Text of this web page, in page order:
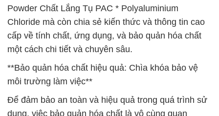
Powder Chất Lắng Tụ PAC * Polyaluminium
Chloride mà còn chia sẻ kiến thức và thông tin cao
cấp về tính chất, ứng dụng, và bảo quản hóa chất
một cách chi tiết và chuyên sâu.
**Bảo quản hóa chất hiệu quả: Chìa khóa bảo vệ
môi trường làm việc**
Để đảm bảo an toàn và hiệu quả trong quá trình sử
dụng, việc bảo quản hóa chất là vô cùng quan